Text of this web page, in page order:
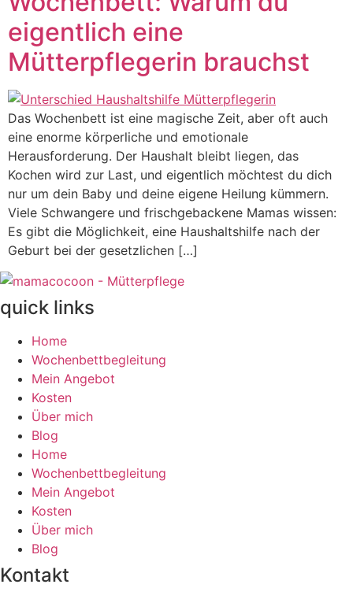
eigentlich eine
Mütterpflegerin brauchst
Das Wochenbett ist eine magische Zeit, aber oft auch
eine enorme körperliche und emotionale
Herausforderung. Der Haushalt bleibt liegen, das
Kochen wird zur Last, und eigentlich möchtest du dich
nur um dein Baby und deine eigene Heilung kümmern.
Viele Schwangere und frischgebackene Mamas wissen:
Es gibt die Möglichkeit, eine Haushaltshilfe nach der
Geburt bei der gesetzlichen […]
quick links
Home
Wochenbettbegleitung
Mein Angebot
Kosten
Über mich
Blog
Home
Wochenbettbegleitung
Mein Angebot
Kosten
Über mich
Blog
Kontakt